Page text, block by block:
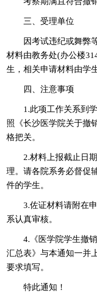
三、受理单位
因考试违纪或舞弊等
材料由教务处(办公楼
生，相关申请材料由学
四、注意事项
1.此项工作关系到学
照《长沙医学院关于撤
格把关。
2.材料上报截止日期
理。请各院系务必督促
件的学生。
3.佐证材料请附在申
系认真审核。
4.《医学院学生撤销
汇总表》与本通知一并
要求填写。
特此通知！